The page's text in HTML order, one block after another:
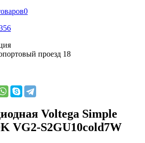
0
проезд 18
Voltega Simple
VG2-S2GU10cold7W